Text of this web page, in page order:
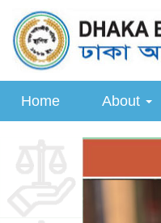
Home About